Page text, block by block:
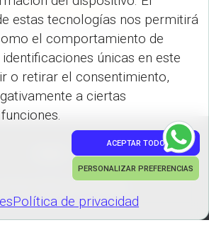
estas tecnologías nos permitirá
el comportamiento de
únicas en este
o retirar el consentimiento,
a ciertas
ACEPTAR TODO
PERSONALIZAR PREFERENCIAS
Política de privacidad
ECONÓMICA (BOLÍGRAFO)
Funny MOP-FUNNY